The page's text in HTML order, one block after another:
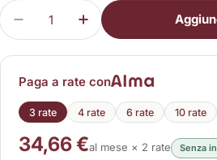
Quantità
Diminuisci la quantità per
Aumenta la
Paga a rate con
3 rate 4 rate 6 rate 10 rate
34,66 €al mese × 2 rate Senza